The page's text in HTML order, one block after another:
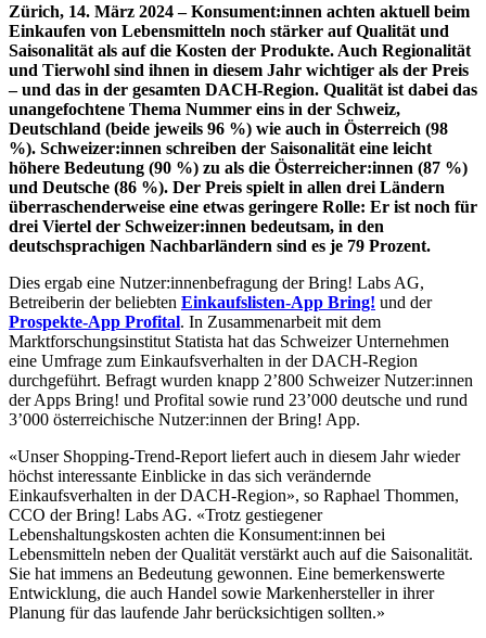
Zürich, 14. März 2024 – Konsument:innen achten aktuell beim
Einkaufen von Lebensmitteln noch stärker auf Qualität und
Saisonalität als auf die Kosten der Produkte. Auch Regionalität
und Tierwohl sind ihnen in diesem Jahr wichtiger als der Preis
– und das in der gesamten DACH-Region. Qualität ist dabei das
unangefochtene Thema Nummer eins in der Schweiz,
Deutschland (beide jeweils 96 %) wie auch in Österreich (98
%). Schweizer:innen schreiben der Saisonalität eine leicht
höhere Bedeutung (90 %) zu als die Österreicher:innen (87 %)
und Deutsche (86 %). Der Preis spielt in allen drei Ländern
überraschenderweise eine etwas geringere Rolle: Er ist noch für
drei Viertel der Schweizer:innen bedeutsam, in den
deutschsprachigen Nachbarländern sind es je 79 Prozent.
Dies ergab eine Nutzer:innenbefragung der Bring! Labs AG,
Betreiberin der beliebten Einkaufslisten-App Bring! und der
Prospekte-App Profital. In Zusammenarbeit mit dem
Marktforschungsinstitut Statista hat das Schweizer Unternehmen
eine Umfrage zum Einkaufsverhalten in der DACH-Region
durchgeführt. Befragt wurden knapp 2’800 Schweizer Nutzer:innen
der Apps Bring! und Profital sowie rund 23’000 deutsche und rund
3’000 österreichische Nutzer:innen der Bring! App.
«Unser Shopping-Trend-Report liefert auch in diesem Jahr wieder
höchst interessante Einblicke in das sich verändernde
Einkaufsverhalten in der DACH-Region», so Raphael Thommen,
CCO der Bring! Labs AG. «Trotz gestiegener
Lebenshaltungskosten achten die Konsument:innen bei
Lebensmitteln neben der Qualität verstärkt auch auf die Saisonalität.
Sie hat immens an Bedeutung gewonnen. Eine bemerkenswerte
Entwicklung, die auch Handel sowie Markenhersteller in ihrer
Planung für das laufende Jahr berücksichtigen sollten.»